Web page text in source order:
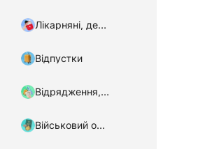
Лікарняні, декретні
Відпустки
Відрядження, підзвітні кошти
Військовий облік, бронювання